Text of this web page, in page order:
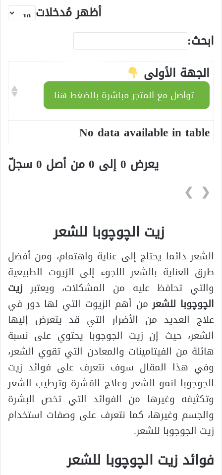
أظهر مُدخلات
ابحث:
الجهة الأولى
تواصل مع المتجر مباشرة بالضغط هنا
No data available in table
يعرض 0 إلى 0 من أصل 0 سجلّ
❮
❯
زيت الچوچوبا للشعر
الشعر دائما يحتاج إلى عناية واهتمام، ومن أفضل
طرق العناية بالشعر اللجوء إلى الزيوت الطبيعية
والتي تحافظ عليه من المشكلات، ويعتبر زيت
الچوچوبا للشعرمن أهم الزيوت التي لها دور في
علاج العديد من الأضرار التي قد يتعرض إليها
الشعر، حيث إن زيت الجوجوبا يحتوي على نسبة
هائلة من الفيتامينات والمعادن التي تقوي الشعر،
وفي هذا المقال سوف نتعرف على فوائد زيت
الجوجوبا لنمو الشعر وعلاج القشرة وترطيب الشعر
وتكثيفه وغيرها من الفوائد التي تخص البشرة
والجسم وغيرها، كما نتعرف على وصفات استخدام
زيت الجوجوبا للشعر.
فوائد زيت الچوچوبا للشعر